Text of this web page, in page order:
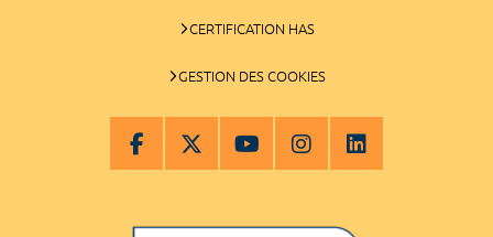
CERTIFICATION HAS
GESTION DES COOKIES